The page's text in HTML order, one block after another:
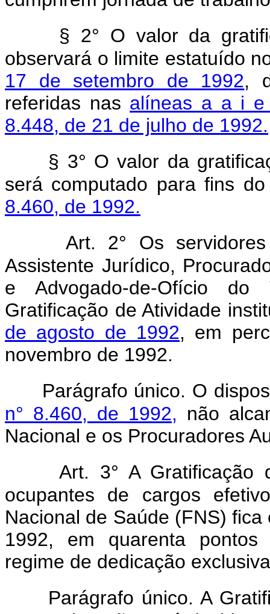
§ 2° O valor da
observará o limite estatuído
17 de setembro de 1992,
referidas nas alíneas a a i e
8.448, de 21 de julho de 1992.
§ 3° O valor da
será computado para fins
8.460, de 1992.
Art. 2° Os
Assistente Jurídico,
e Advogado-de-Ofício do
Gratificação de Atividade
de agosto de 1992, em
novembro de 1992.
Parágrafo único. O
n° 8.460, de 1992, não
Nacional e os Procuradores
Art. 3° A Gratificação
ocupantes de cargos
Nacional de Saúde (FNS)
1992, em quarenta pontos
regime de dedicação
Parágrafo único. A